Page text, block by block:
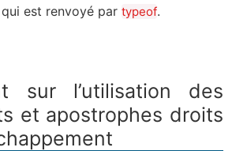
est renvoyé par typeof.
sur l’utilisation des
et apostrophes droits